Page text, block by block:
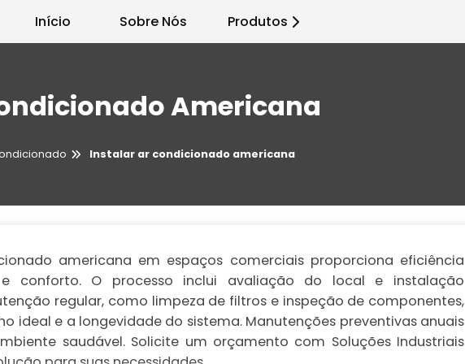
Início Sobre Nós Produtos
Americana
Instalar ar condicionado americana
americana em espaços comerciais proporciona eficiência
e conforto. O processo inclui avaliação do local e instalação
regular, como limpeza de filtros e inspeção de componentes,
ideal e a longevidade do sistema. Manutenções preventivas anuais
saudável. Solicite um orçamento com Soluções Industriais